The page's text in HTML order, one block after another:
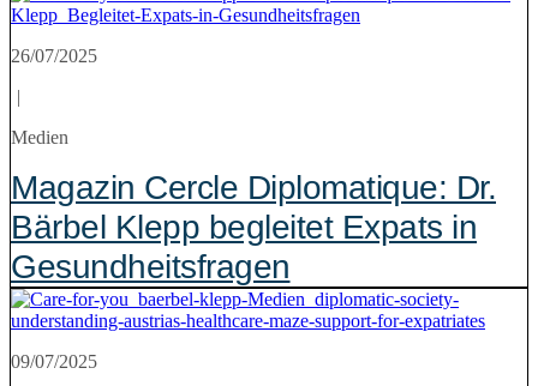
26/07/2025
|
Medien
Magazin Cercle Diplomatique: Dr.
Bärbel Klepp begleitet Expats in
Gesundheitsfragen
09/07/2025